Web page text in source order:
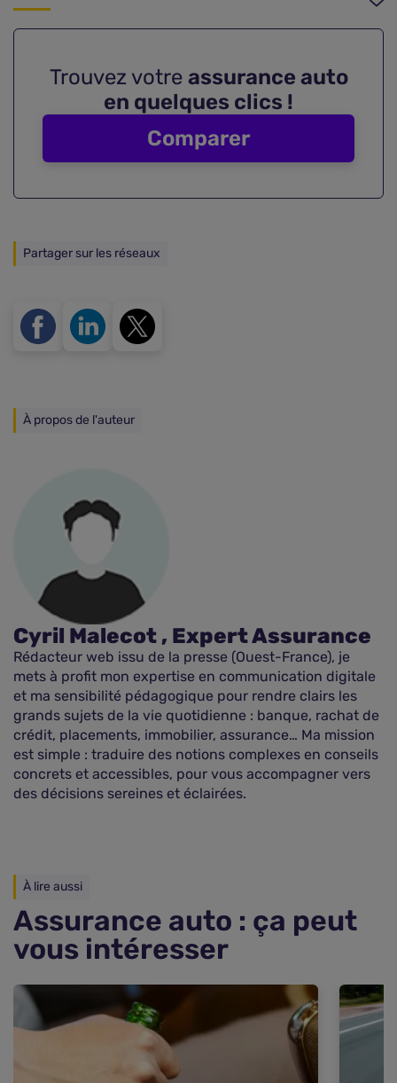
Trouvez votre assurance auto
en quelques clics !
Comparer
Partager sur les réseaux
À propos de l'auteur
Cyril Malecot , Expert Assurance
Rédacteur web issu de la presse (Ouest-France), je
mets à profit mon expertise en communication digitale
et ma sensibilité pédagogique pour rendre clairs les
grands sujets de la vie quotidienne : banque, rachat de
crédit, placements, immobilier, assurance… Ma mission
est simple : traduire des notions complexes en conseils
concrets et accessibles, pour vous accompagner vers
des décisions sereines et éclairées.
À lire aussi
Assurance auto : ça peut
vous intéresser